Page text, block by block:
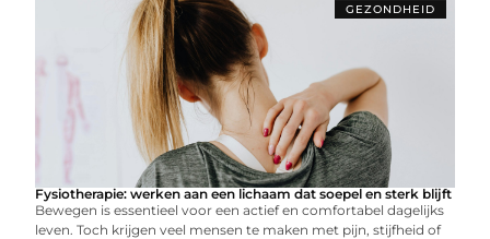
GEZONDHEID
Fysiotherapie: werken aan een lichaam dat soepel en sterk blijft
Bewegen is essentieel voor een actief en comfortabel dagelijks
leven. Toch krijgen veel mensen te maken met pijn, stijfheid of